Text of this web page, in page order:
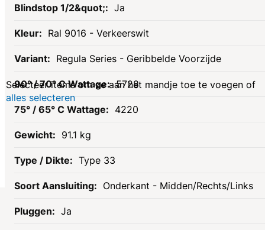
Ja
Ral 9016 - Verkeerswit
Regula Series - Geribbelde Voorzijde
5728
4220
91.1 kg
Type 33
Onderkant - Midden/Rechts/Links
Ja
Gerelateerde
producten
Selecteer items om ze aan het mandje toe te voegen of
alles selecteren